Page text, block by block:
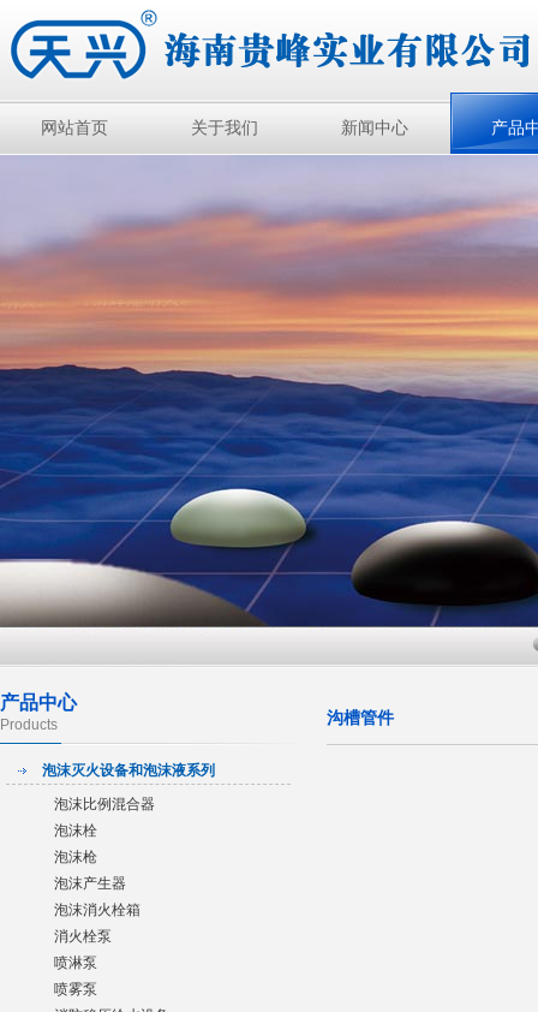
网站首页 关于我们 新闻中心 产品
产品中心
Products
泡沫灭火设备和泡沫液系列
泡沫比例混合器
泡沫栓
泡沫枪
泡沫产生器
泡沫消火栓箱
消火栓泵
喷淋泵
喷雾泵
沟槽管件